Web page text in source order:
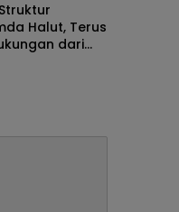
Halut, Terus
dari